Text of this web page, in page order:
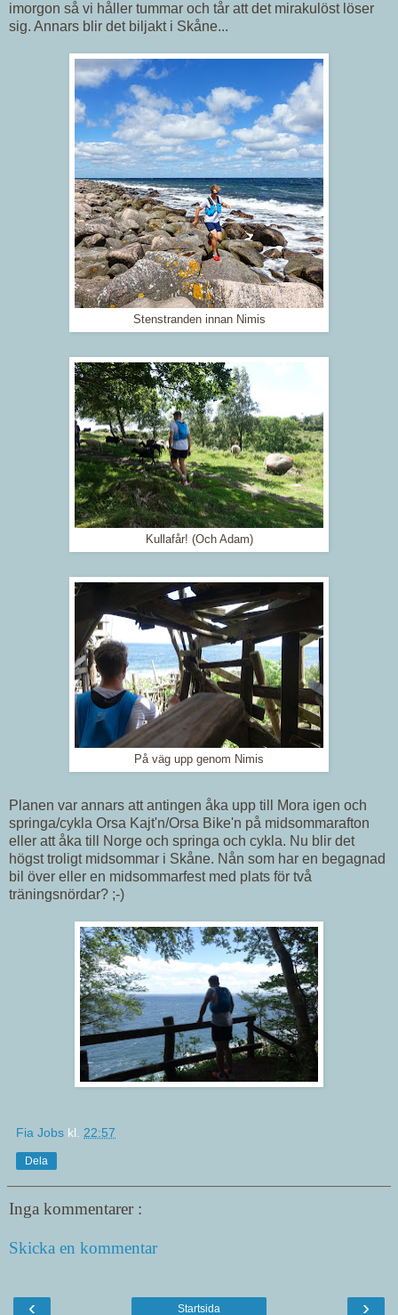
imorgon så vi håller tummar och tår att det mirakulöst löser
sig. Annars blir det biljakt i Skåne...
Stenstranden innan Nimis
Kullafår! (Och Adam)
På väg upp genom Nimis
Planen var annars att antingen åka upp till Mora igen och
springa/cykla Orsa Kajt'n/Orsa Bike'n på midsommarafton
eller att åka till Norge och springa och cykla. Nu blir det
högst troligt midsommar i Skåne. Nån som har en begagnad
bil över eller en midsommarfest med plats för två
träningsnördar? ;-)
Fia Jobs kl. 22:57
Dela
Inga kommentarer :
Skicka en kommentar
‹ ›
Startsida